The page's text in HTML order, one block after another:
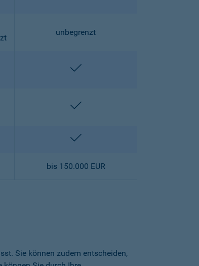
unbegrenzt
enthalten
enthalten
enthalten
bis 150.000 EUR
Sie können zudem entscheiden,